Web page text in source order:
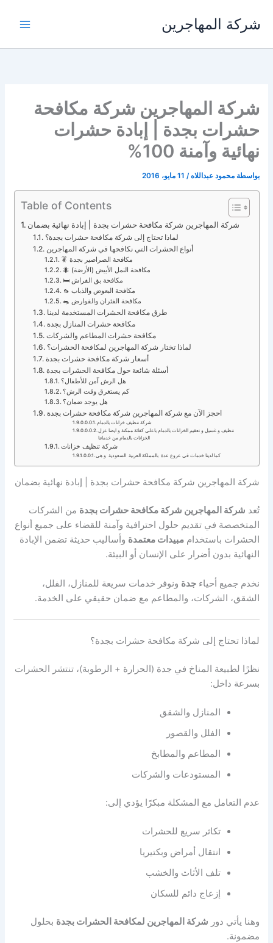
المحتوى
شركة المهاجرين
شركة المهاجرين شركة مكافحة
حشرات بجدة | إبادة حشرات
نهائية وآمنة 100%
بواسطة محمود عبداللاه/ 11 مايو، 2016
Table of Contents
شركة المهاجرين شركة مكافحة حشرات بجدة | إبادة نهائية بضمان
لماذا تحتاج إلى شركة مكافحة حشرات بجدة؟
أنواع الحشرات التي نكافحها في شركة المهاجرين
🪳 مكافحة الصراصير بجدة
🐜 مكافحة النمل الأبيض (الأرضة)
🛏️ مكافحة بق الفراش
🦟 مكافحة البعوض والذباب
🐀 مكافحة الفئران والقوارض
طرق مكافحة الحشرات المستخدمة لدينا
مكافحة حشرات المنازل بجدة
مكافحة حشرات المطاعم والشركات
لماذا تختار شركة المهاجرين لمكافحة الحشرات؟
أسعار شركة مكافحة حشرات بجدة
أسئلة شائعة حول مكافحة الحشرات بجدة
هل الرش آمن للأطفال؟
كم يستغرق وقت الرش؟
هل يوجد ضمان؟
احجز الآن مع شركة المهاجرين شركة مكافحة حشرات بجدة
شركة تنظيف خزانات بالدمام
تنظيف و غسيل و تعقيم الخزانات بالدمام باعلى كفائة ممكنة و ايضا عزل
الخزانات بالدمام من خدماتنا
شركة تنظيف خزانات
كما لدينا خدمات فى عروع عدة بالمملكة العربية السعودية و هى
شركة المهاجرين شركة مكافحة حشرات بجدة | إبادة نهائية بضمان
تُعد شركة المهاجرين شركة مكافحة حشرات بجدة من الشركات
المتخصصة في تقديم حلول احترافية وآمنة للقضاء على جميع أنواع
الحشرات باستخداممبيدات معتمدة وأساليب حديثة تضمن الإبادة
النهائية بدون أضرار على الإنسان أو البيئة.
نخدم جميع أحياءجدة ونوفر خدمات سريعة للمنازل، الفلل،
الشقق، الشركات، والمطاعم مع ضمان حقيقي على الخدمة.
لماذا تحتاج إلى شركة مكافحة حشرات بجدة؟
نظرًا لطبيعة المناخ في جدة (الحرارة + الرطوبة)، تنتشر الحشرات
بسرعة داخل:
المنازل والشقق
الفلل والقصور
المطاعم والمطابخ
المستودعات والشركات
عدم التعامل مع المشكلة مبكرًا يؤدي إلى:
تكاثر سريع للحشرات
انتقال أمراض وبكتيريا
تلف الأثاث والخشب
إزعاج دائم للسكان
وهنا يأتي دور شركة المهاجرين لمكافحة الحشرات بجدة بحلول
مضمونة.